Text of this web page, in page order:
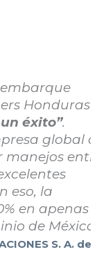
Honduras y
éxito”.
global de
entre
la
en apenas
de México
S. A. de C.